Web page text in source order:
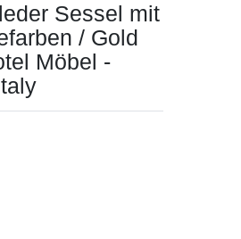
Sessel mit
/ Gold
Möbel -